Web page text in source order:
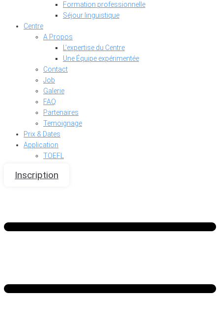
Formation professionnelle
Séjour linguistique
Centre
A Propos
L’expertise du Centre
Une Équipe expérimentée
Contact
Job
Galerie
FAQ
Partenaires
Temoignage
Prix & Dates
Application
TOEFL
Inscription